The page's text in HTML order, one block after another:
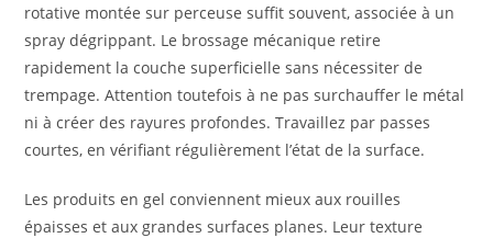
rotative montée sur perceuse suffit souvent, associée à un
spray dégrippant. Le brossage mécanique retire
rapidement la couche superficielle sans nécessiter de
trempage. Attention toutefois à ne pas surchauffer le métal
ni à créer des rayures profondes. Travaillez par passes
courtes, en vérifiant régulièrement l’état de la surface.
Les produits en gel conviennent mieux aux rouilles
épaisses et aux grandes surfaces planes. Leur texture